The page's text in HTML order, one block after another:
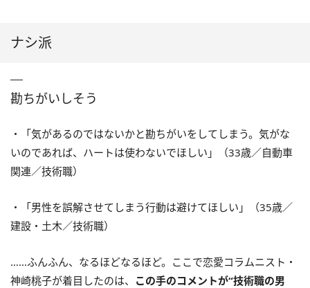
ナシ派
勘ちがいしそう
・「気があるのではないかと勘ちがいをしてしまう。気がな
いのであれば、ハートは使わないでほしい」（33歳／自動車
関連／技術職）
・「男性を誤解させてしまう行動は避けてほしい」（35歳／
建設・土木／技術職）
……ふんふん、なるほどなるほど。ここで恋愛コラムニスト・
神崎桃子が着目したのは、 この手のコメントが“技術職の男